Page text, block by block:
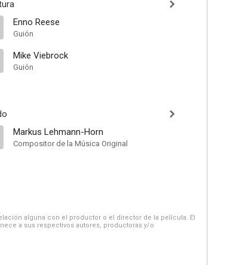
Enno Reese
Guión
Mike Viebrock
Guión
Markus Lehmann-Horn
Compositor de la Música Original
alguna con el productor o el director de la película. El
a sus respectivos autores, productoras y/o